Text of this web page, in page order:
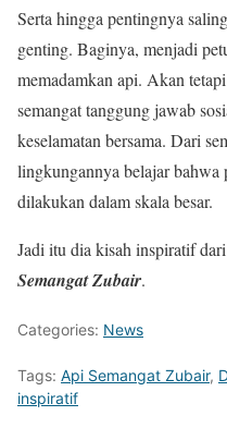
Serta hingga pentingnya
genting. Baginya, menjadi
memadamkan api. Akan
semangat tanggung jawab
keselamatan bersama. Dari
lingkungannya belajar bahwa
dilakukan dalam skala besar.
Jadi itu dia kisah inspiratif
Semangat Zubair.
Categories: News
Tags: Api Semangat Zubair,
inspiratif